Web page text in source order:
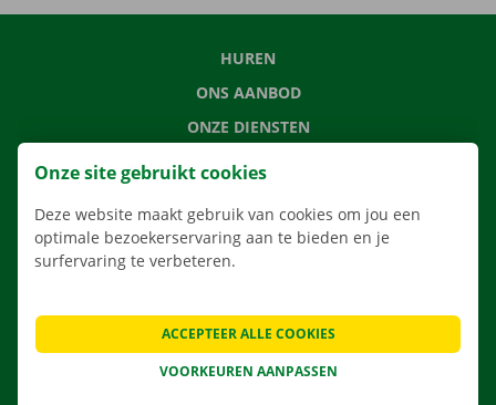
HUREN
ONS AANBOD
ONZE DIENSTEN
LOCATIES
VERHUISOPLOSSINGEN
CONTACTEER ONS
VEELGESTELDE VRAGEN
Onze site gebruikt cookies
Deze website maakt gebruik van cookies om jou een
optimale bezoekerservaring aan te bieden en je
surfervaring te verbeteren.
VOORKEUREN AANPASSEN
ACCEPTEER ALLE COOKIES